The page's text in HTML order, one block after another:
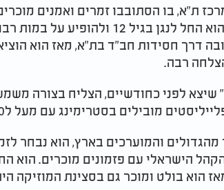
ת"א, בו הסתובבו זמרים ואמנים
רבה.
שיצא לפני כחודשיים, הצליח בצורה
מובילים בסטרימינג עם מעל ל300 אלף צפיות ביוטיוב.
מהגדולים והמוערכים בארץ, הוא נבחר
הישראלי עם פזמונים מוכרים. הוא
הוא בולט ומוכר גם בסצינת המוזיקה